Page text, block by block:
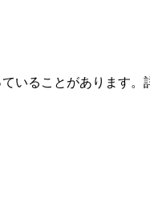
いることがあります。